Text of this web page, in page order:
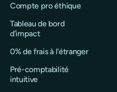
Compte pro éthique
Tableau de bord
d’impact
0% de frais à l'étranger
Pré-comptabilité
intuitive